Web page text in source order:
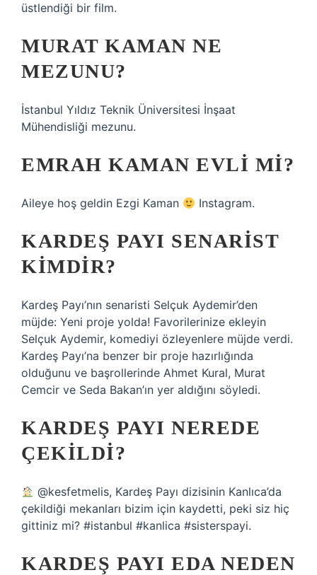
üstlendiği bir film.
MURAT KAMAN NE
MEZUNU?
İstanbul Yıldız Teknik Üniversitesi İnşaat
Mühendisliği mezunu.
EMRAH KAMAN EVLI MI?
Aileye hoş geldin Ezgi Kaman Instagram.
KARDEŞ PAYI SENARIST
KIMDIR?
Kardeş Payı’nın senaristi Selçuk Aydemir’den
müjde: Yeni proje yolda! Favorilerinize ekleyin
Selçuk Aydemir, komediyi özleyenlere müjde verdi.
Kardeş Payı’na benzer bir proje hazırlığında
olduğunu ve başrollerinde Ahmet Kural, Murat
Cemcir ve Seda Bakan’ın yer aldığını söyledi.
KARDEŞ PAYI NEREDE
ÇEKILDI?
@kesfetmelis, Kardeş Payı dizisinin Kanlıca’da
çekildiği mekanları bizim için kaydetti, peki siz hiç
gittiniz mi? #istanbul #kanlica #sisterspayi.
KARDEŞ PAYI EDA NEDEN